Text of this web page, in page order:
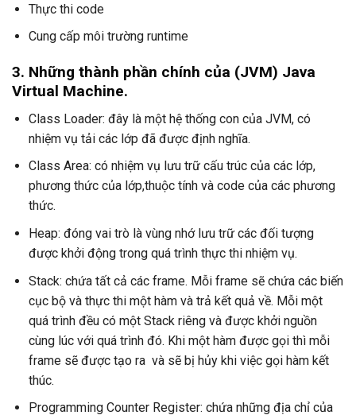
Thực thi code
Cung cấp môi trường runtime
3. Những thành phần chính của (JVM) Java
Virtual Machine.
Class Loader: đây là một hệ thống con của JVM, có
nhiệm vụ tải các lớp đã được định nghĩa.
Class Area: có nhiệm vụ lưu trữ cấu trúc của các lớp,
phương thức của lớp,thuộc tính và code của các phương
thức.
Heap: đóng vai trò là vùng nhớ lưu trữ các đối tượng
được khởi động trong quá trình thực thi nhiệm vụ.
Stack: chứa tất cả các frame. Mỗi frame sẽ chứa các biến
cục bộ và thực thi một hàm và trả kết quả về. Mỗi một
quá trình đều có một Stack riêng và được khởi nguồn
cùng lúc với quá trình đó. Khi một hàm được gọi thì mỗi
frame sẽ được tạo ra và sẽ bị hủy khi việc gọi hàm kết
thúc.
Programming Counter Register: chứa những địa chỉ của